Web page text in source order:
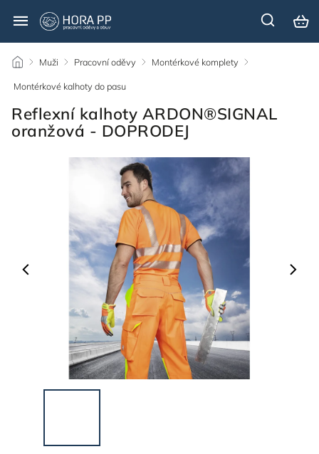
/ Muži / Pracovní oděvy / Montérkové komplety /
Montérkové kalhoty do pasu
Reflexní kalhoty ARDON®SIGNAL
oranžová - DOPRODEJ